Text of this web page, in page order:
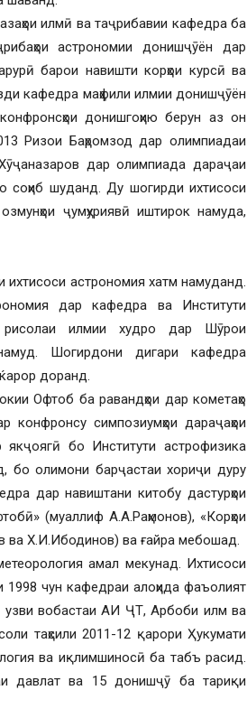
илмӣ ва таҷрибавии кафедра ба
астрономии донишҷӯён дар
барои навишти корҳои курсӣ ва
кафедра маҳфили илмии донишҷӯён
донишгоҳию берун аз он
Ризои Баҳромзод дар олимпиадаи
дар олимпиада дараҷаи
соҳиб шуданд. Ду шогирди ихтисоси
ҷумҳуриявӣ иштирок намуда,
астрономия хатм намуданд.
дар кафедра ва Институти
рисолаи илмии худро дар Шӯрои
Шогирдони дигари кафедра
доранд.
Офтоб ба равандҳои дар кометаҳо
симпозиумҳои дараҷаҳои
бо Институти астрофизика
бо олимони барҷастаи хориҷи дуру
дар навиштани китобу дастурҳои
(муаллиф А.А.Раҳмонов), «Корҳои
ва Х.И.Ибодинов) ва ғайра мебошад.
амал мекунад. Ихтисоси
чун кафедраи алоҳида фаъолият
узви вобастаи АИ ҶТ, Арбоби илм ва
таҳсили 2011-12 қарори Ҳукумати
ва иқлимшиносӣ ба табъ расид.
давлат ва 15 донишҷӯ ба тариқи